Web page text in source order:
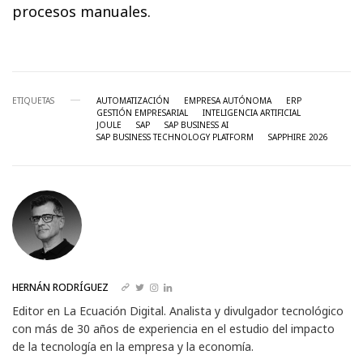
procesos manuales.
ETIQUETAS AUTOMATIZACIÓN EMPRESA AUTÓNOMA
ERP
GESTIÓN EMPRESARIAL
INTELIGENCIA ARTIFICIAL
JOULE
SAP
SAP BUSINESS AI
SAP BUSINESS TECHNOLOGY PLATFORM
SAPPHIRE 2026
HERNÁN RODRÍGUEZ
Editor en La Ecuación Digital. Analista y divulgador tecnológico
con más de 30 años de experiencia en el estudio del impacto
de la tecnología en la empresa y la economía.